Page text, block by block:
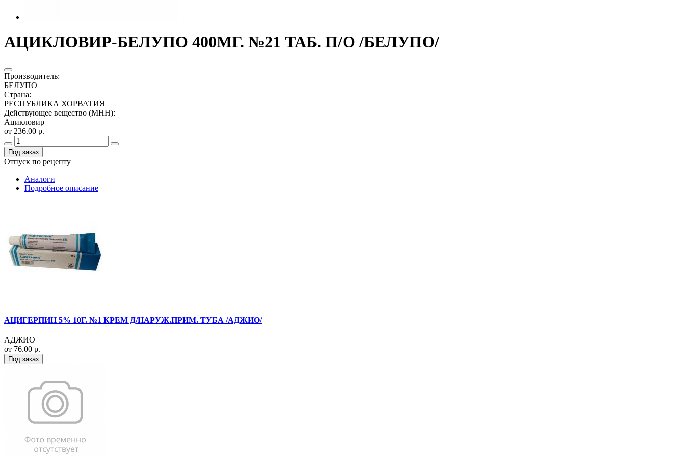
АЦИКЛОВИР-БЕЛУПО 400МГ. №21 ТАБ. П/О /БЕЛУПО/
Производитель:
БЕЛУПО
Страна:
РЕСПУБЛИКА ХОРВАТИЯ
Действующее вещество (МНН):
Ацикловир
от 236.00 р.
Под заказ
Отпуск по рецепту
Аналоги
Подробное описание
АЦИГЕРПИН 5% 10Г. №1 КРЕМ Д/НАРУЖ.ПРИМ. ТУБА /АДЖИО/
АДЖИО
от 76.00 р.
Под заказ